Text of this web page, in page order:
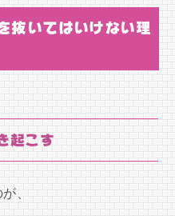
抜いてはいけない理
起こす
、